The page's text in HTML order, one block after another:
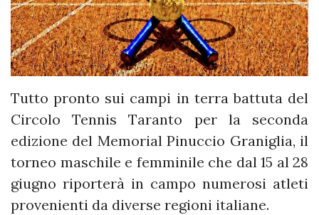
Tutto pronto sui campi in terra battuta del
Circolo Tennis Taranto per la seconda
edizione del Memorial Pinuccio Graniglia, il
torneo maschile e femminile che dal 15 al 28
giugno riporterà in campo numerosi atleti
provenienti da diverse regioni italiane.